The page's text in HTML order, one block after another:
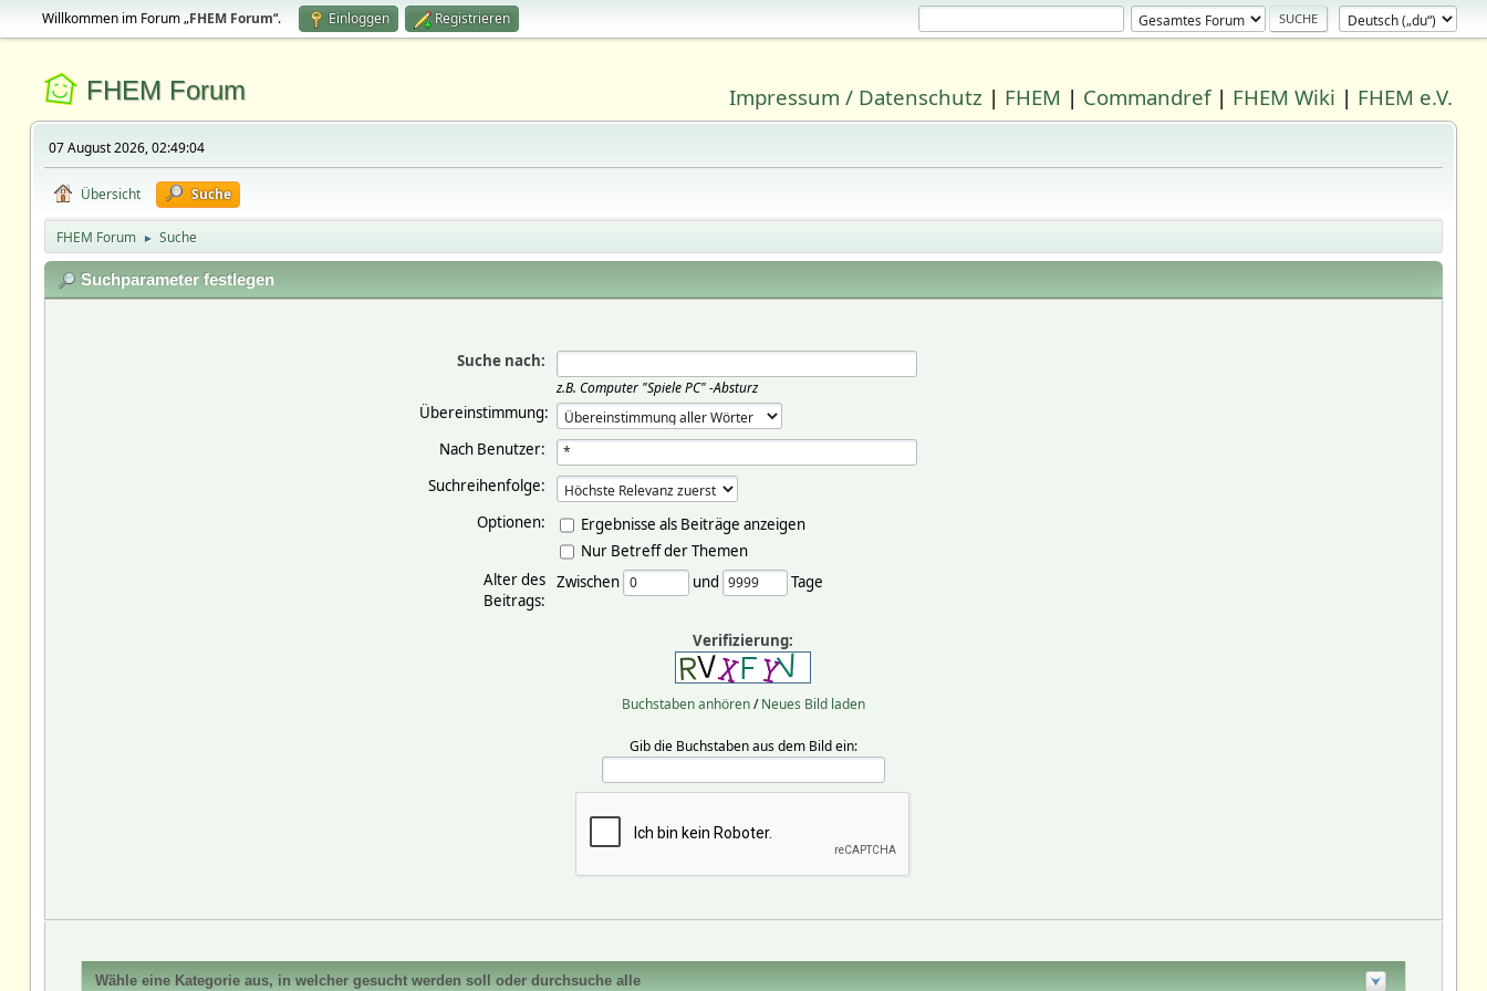
Willkommen im Forum „FHEM Forum“. Einloggen Registrieren
FHEM Forum Impressum / Datenschutz | FHEM | Commandref| FHEM Wiki | FHEM e.V.
07 August 2026, 02:49:04
Übersicht Suche
FHEM Forum ► Suche
Suchparameter festlegen
Suche nach:
z.B. Computer "Spiele PC" -Absturz
Übereinstimmung:
Nach Benutzer:
Suchreihenfolge:
Optionen:
Ergebnisse als Beiträge anzeigen
Nur Betreff der Themen
Alter des
Beitrags:
Zwischen und Tage
Verifizierung:
Buchstaben anhören/Neues Bild laden
Gib die Buchstaben aus dem Bild ein:
Wähle eine Kategorie aus, in welcher gesucht werden soll oder durchsuche alle